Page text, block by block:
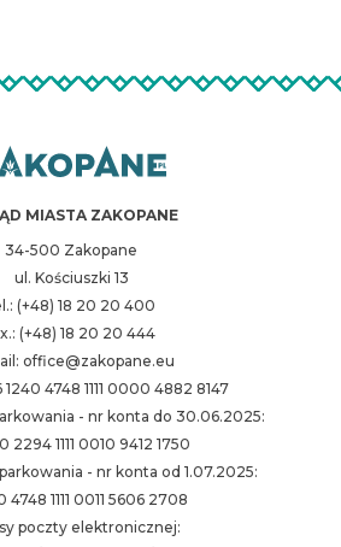
MIASTA ZAKOPANE
34-500 Zakopane
ul. Kościuszki 13
(+48) 18 20 20 400
(+48) 18 20 20 444
office@zakopane.eu
4748 1111 0000 4882 8147
- nr konta do 30.06.2025:
2294 1111 0010 9412 1750
- nr konta od 1.07.2025:
4748 1111 0011 5606 2708
poczty elektronicznej: